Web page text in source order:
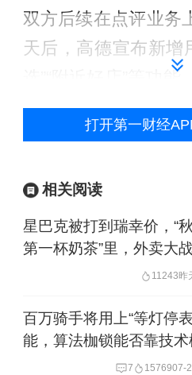
双方后续在点评业务
天后，高德宣布新增
选”“附近好店”等功
宣布所有餐饮商家
年费，后续表示3天
大众点评也不甘示弱
评宣布，未来5年将
升级“本地生活信息基
对于京东此时上线
子商务研究中心生
打开第一财经
相关阅读
星巴克被打到瑞幸价，“
第一杯奶茶”里，外卖大
11243昨
百万骑手将用上“等灯停
能，算法枷锁能否靠技术
7 1576907-